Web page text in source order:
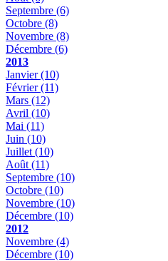
Septembre (6)
Octobre (8)
Novembre (8)
Décembre (6)
2013
Janvier(10)
Février(11)
Mars (12)
Avril (10)
Mai (11)
Juin (10)
Juillet (10)
Août (11)
Septembre (10)
Octobre (10)
Novembre (10)
Décembre (10)
2012
Novembre (4)
Décembre (10)